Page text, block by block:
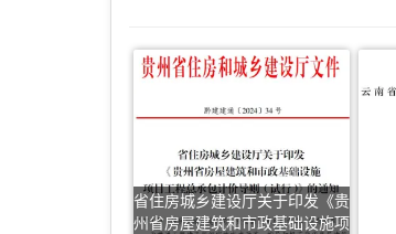
省住房城乡建设厅关于印发《贵
州省房屋建筑和市政基础设施项